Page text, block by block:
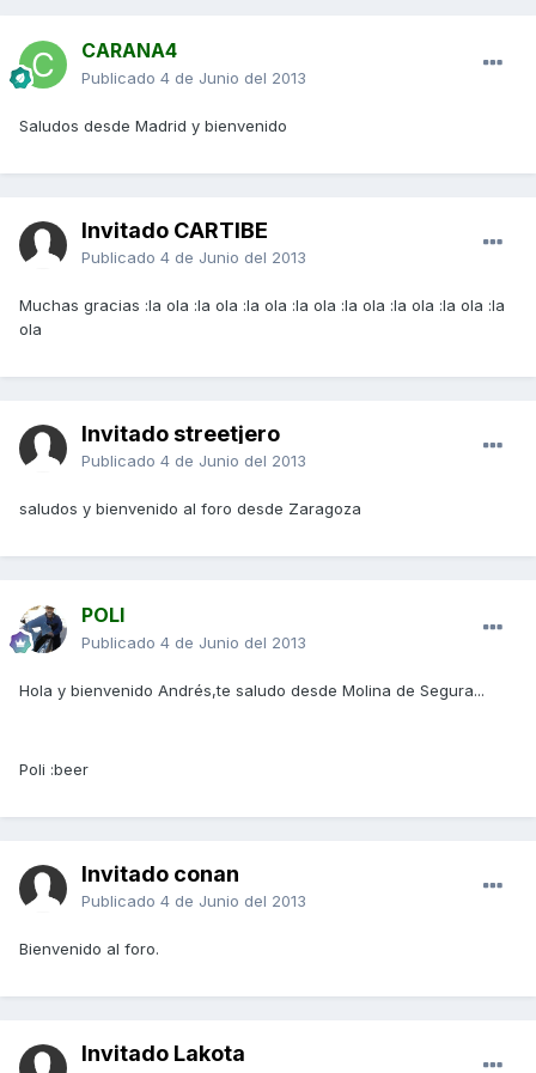
CARANA4
Publicado 4 de Junio del 2013
Saludos desde Madrid y bienvenido
Invitado CARTIBE
Publicado 4 de Junio del 2013
Muchas gracias :la ola :la ola :la ola :la ola :la ola :la ola :la ola :la
ola
Invitado streetjero
Publicado 4 de Junio del 2013
saludos y bienvenido al foro desde Zaragoza
POLI
Publicado 4 de Junio del 2013
Hola y bienvenido Andrés,te saludo desde Molina de Segura...
Poli :beer
Invitado conan
Publicado 4 de Junio del 2013
Bienvenido al foro.
Invitado Lakota